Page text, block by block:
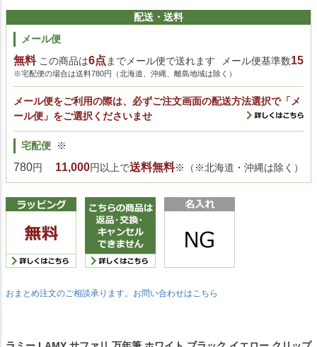
配送・送料
メール便
無料この商品は6点までメール便で送れます メール便基準数15
※宅配便の場合は送料780円（北海道、沖縄、離島地域は除く）
メール便をご利用の際は、必ずご注文画面の配送方法選択で「メ
ール便」をご選択くださいませ
宅配便
780円
※
11,000円以上で送料無料※（※北海道・沖縄は除く）
おまとめ注文のご相談承ります。お問い合わせはこちら